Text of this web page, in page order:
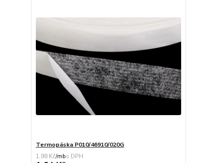
Termopáska P010/46910/020G
1,98 Kč/mb